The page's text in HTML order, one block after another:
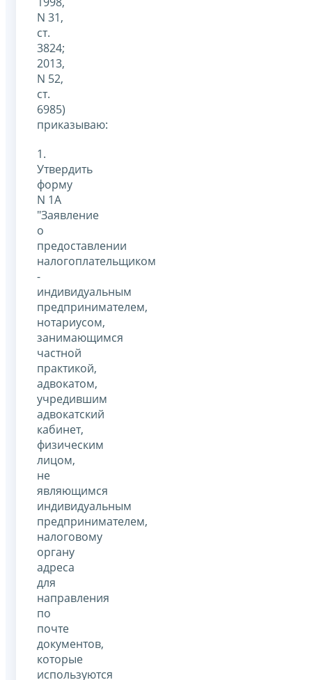
N 31,
ст.
3824;
2013,
N 52,
ст.
6985)
приказываю:
1.
Утвердить
форму
N 1А
"Заявление
о
предоставлении
налогоплательщиком
-
индивидуальным
предпринимателем,
нотариусом,
занимающимся
частной
практикой,
адвокатом,
учредившим
адвокатский
кабинет,
физическим
лицом,
не
являющимся
индивидуальным
предпринимателем,
налоговому
органу
адреса
для
направления
по
почте
документов,
которые
используются